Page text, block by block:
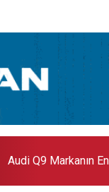
Audi Q9 Markanın